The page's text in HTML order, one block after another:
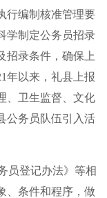
行编制核准管理要
学制定公务员招录
招录条件，确保上
年以来，礼县上报
、卫生监督、文化
公务员队伍引入活
员登记办法》等相
、条件和程序，做